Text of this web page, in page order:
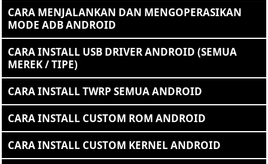
CARA MENJALANKAN DAN MENGOPERASIKAN
MODE ADB ANDROID
CARA INSTALL USB DRIVER ANDROID (SEMUA
MEREK / TIPE)
CARA INSTALL TWRP SEMUA ANDROID
CARA INSTALL CUSTOM ROM ANDROID
CARA INSTALL CUSTOM KERNEL ANDROID